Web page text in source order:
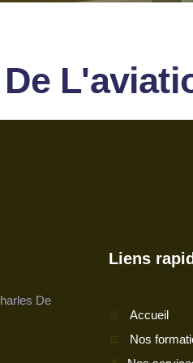
De
Liens
Accueil
Nos